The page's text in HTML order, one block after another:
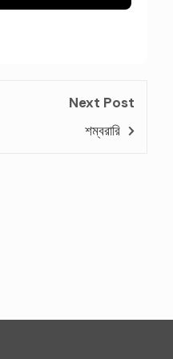
Next Post
শম্বরারি